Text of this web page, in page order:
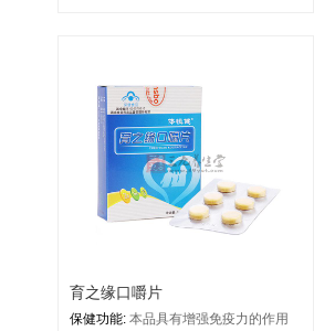
育之缘口嚼片
保健功能: 本品具有增强免疫力的作用